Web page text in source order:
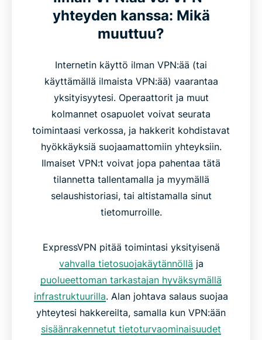
yhteyden kanssa: Mikä
muuttuu?
Internetin käyttö ilman VPN:ää (tai
käyttämällä ilmaista VPN:ää) vaarantaa
yksityisyytesi. Operaattorit ja muut
kolmannet osapuolet voivat seurata
toimintaasi verkossa, ja hakkerit kohdistavat
hyökkäyksiä suojaamattomiin yhteyksiin.
Ilmaiset VPN:t voivat jopa pahentaa tätä
tilannetta tallentamalla ja myymällä
selaushistoriasi, tai altistamalla sinut
tietomurroille.
ExpressVPN pitää toimintasi yksityisenä
vahvalla tietosuojakäytännöllä ja
puolueettoman tarkastajan hyväksymällä
infrastruktuurilla. Alan johtava salaus suojaa
yhteytesi hakkereilta, samalla kun VPN:ään
sisäänrakennetut tietoturvaominaisuudet